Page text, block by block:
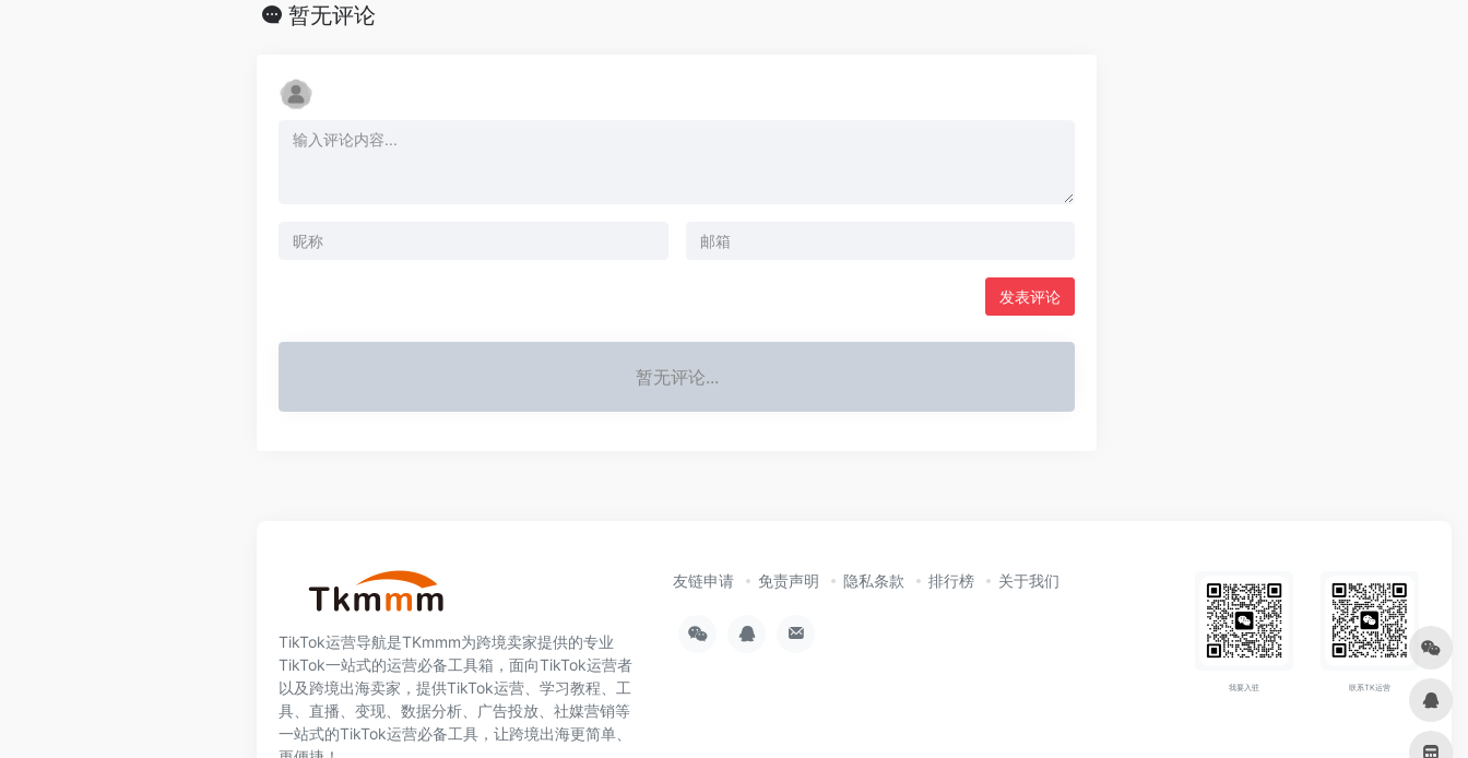
暂无评论
发表评论
暂无评论...
TikTok运营导航是TKmmm为跨境卖家提供的专业
TikTok一站式的运营必备工具箱，面向TikTok运营者
以及跨境出海卖家，提供TikTok运营、学习教程、工
具、直播、变现、数据分析、广告投放、社媒营销等
一站式的TikTok运营必备工具，让跨境出海更简单、
友链申请 免责声明 隐私条款 排行榜 关于我们
我要入驻 联系TK运营